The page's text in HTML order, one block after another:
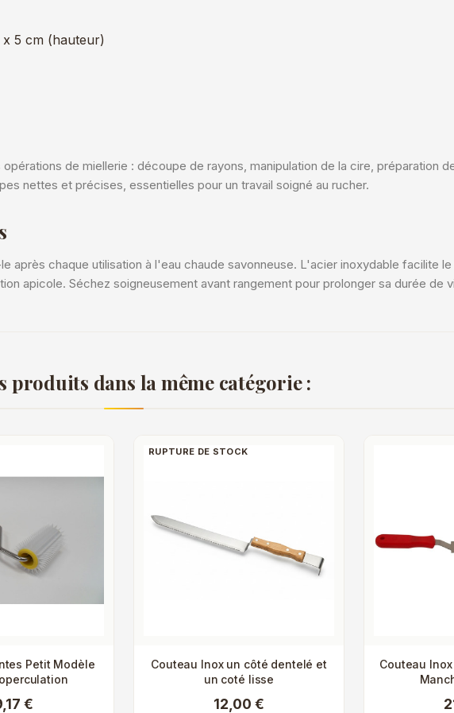
5 cm (hauteur)
de miellerie : découpe de rayons, manipulation de la cire, préparation
nettes et précises, essentielles pour un travail soigné au rucher.
après chaque utilisation à l'eau chaude savonneuse. L'acier inoxydable facilite
apicole. Séchez soigneusement avant rangement pour prolonger sa durée de
produits dans la même catégorie :
Petit Modèle
€
RUPTURE DE STOCK
Couteau Inox un côté dentelé et
un coté lisse
12,00 €
Couteau